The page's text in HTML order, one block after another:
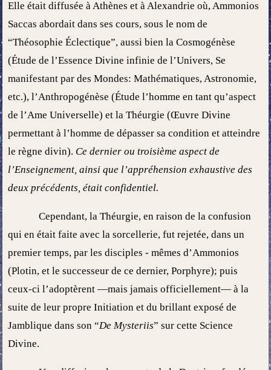
Elle était diffusée à Athènes et à Alexandrie où, Ammonios
Saccas abordait dans ses cours, sous le nom de
“Théosophie Éclectique”, aussi bien la Cosmogénèse
(Étude de l’Essence Divine infinie de l’Univers, Se
manifestant par des Mondes: Mathématiques, Astronomie,
etc.), l’Anthropogénèse (Étude l’homme en tant qu’aspect
de l’Ame Universelle) et la Théurgie (Œuvre Divine
permettant à l’homme de dépasser sa condition et atteindre
le règne divin). Ce dernier ou troisième aspect de
l’Enseignement, ainsi que l’appréhension exhaustive des
deux précédents, était confidentiel.
Cependant, la Théurgie, en raison de la confusion
qui en était faite avec la sorcellerie, fut rejetée, dans un
premier temps, par les disciples - mêmes d’Ammonios
(Plotin, et le successeur de ce dernier, Porphyre); puis
ceux-ci l’adoptèrent —mais jamais officiellement— à la
suite de leur propre Initiation et du brillant exposé de
Jamblique dans son “De Mysteriis” sur cette Science
Divine.